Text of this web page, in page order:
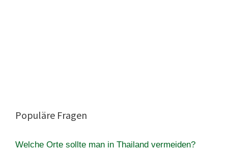
Populäre Fragen
Welche Orte sollte man in Thailand vermeiden?